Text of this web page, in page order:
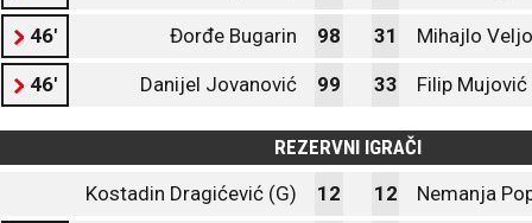
46' Đorđe Bugarin 98 31 Mihajlo
46' Danijel Jovanović 99 33 Filip Mujović
REZERVNI IGRAČI
Kostadin Dragićević (G)
12 12 Nemanja